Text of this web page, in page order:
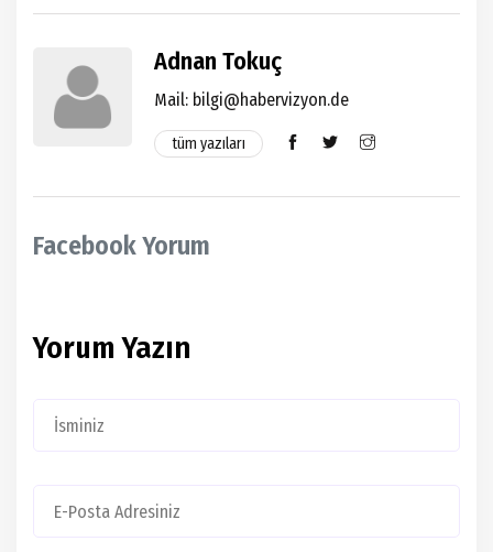
Adnan Tokuç
Mail: bilgi@habervizyon.de
tüm yazıları
Facebook Yorum
Yorum Yazın